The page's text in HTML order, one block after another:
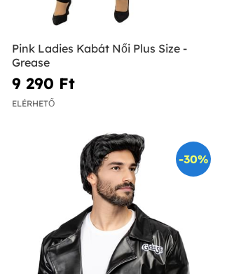
Pink Ladies Kabát Női Plus Size -
Grease
9 290 Ft‎
ELÉRHETŐ
-30%